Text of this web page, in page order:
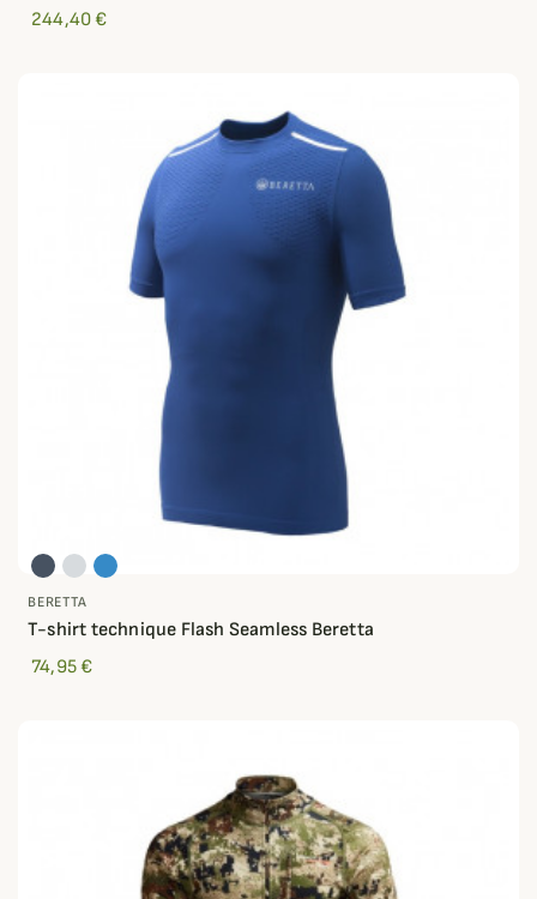
244,40 €
BERETTA
T-shirt technique Flash Seamless Beretta
74,95 €